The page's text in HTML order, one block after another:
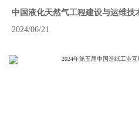
中国液化天然气工程建设与运维技
2024/06/21